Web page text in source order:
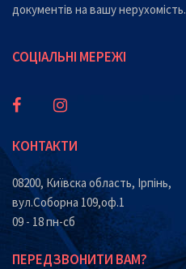
документів на вашу нерухомість.
СОЦІАЛЬНІ МЕРЕЖІ
КОНТАКТИ
08200, Київска область, Ірпінь,
вул.Соборна 109,оф.1
09 - 18 пн-сб
ПЕРЕДЗВОНИТИ ВАМ?